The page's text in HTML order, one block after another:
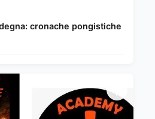
cronache pongistiche